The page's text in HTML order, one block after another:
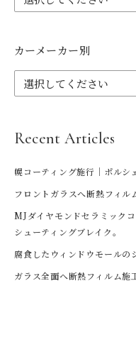
カーメーカー別
Recent Articles
幌コーティング施行｜ポル
フロントガラスへ断熱フィル
MJダイヤモンドセラミック
シューティングブレイク。
腐食したウィンドウモールの
ガラス全面へ断熱フィルム施